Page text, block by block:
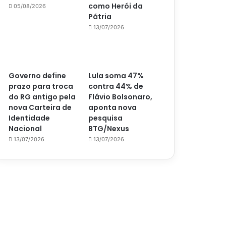
05/08/2026
como Herói da
Pátria
13/07/2026
Governo define
prazo para troca
do RG antigo pela
nova Carteira de
Identidade
Nacional
13/07/2026
Lula soma 47%
contra 44% de
Flávio Bolsonaro,
aponta nova
pesquisa
BTG/Nexus
13/07/2026